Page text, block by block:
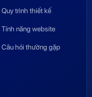
Quy trình thiết kế
Tính năng website
Câu hỏi thường gặp